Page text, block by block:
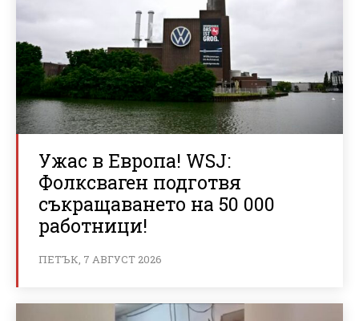
Ужас в Европа! WSJ:
Фолксваген подготвя
съкращаването на 50 000
работници!
ПЕТЪК, 7 АВГУСТ 2026